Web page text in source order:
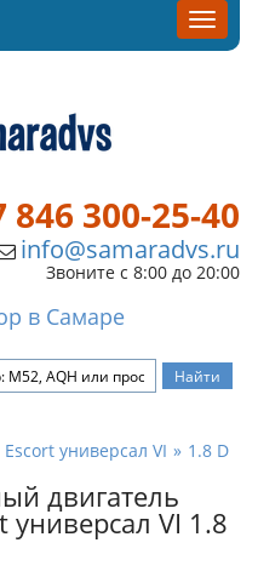
846 300-25-40
info@samaradvs.ru
Звоните с 8:00 до 20:00
в Самаре
Escort универсал VI 1.8 D
двигатель
универсал VI 1.8